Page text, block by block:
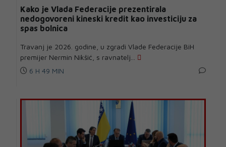
Kako je Vlada Federacije prezentirala
nedogovoreni kineski kredit kao investiciju za
spas bolnica
Travanj je 2026. godine, u zgradi Vlade Federacije BiH
premijer Nermin Nikšić, s ravnatelj...
6 H 49 MIN